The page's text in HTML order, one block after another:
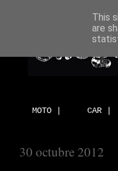
MOTO | CAR |
30 octubre 2012
This
are